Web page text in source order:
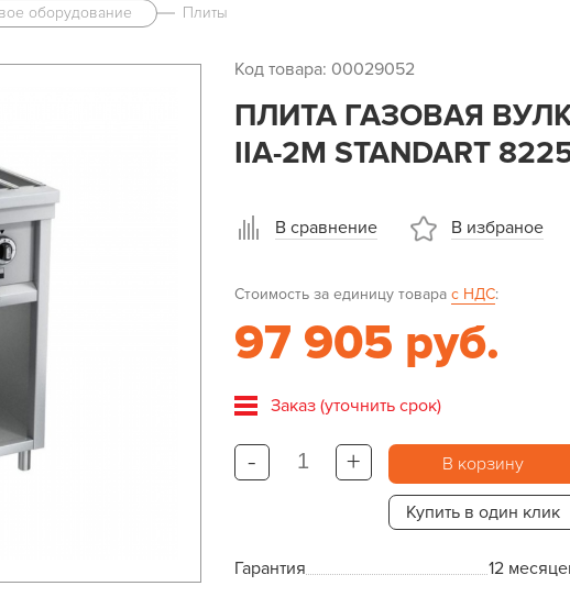
оборудование Плиты
Код товара: 00029052
ПЛИТА ГАЗОВАЯ
IIA-2М STANDART
В сравнение В избраное
Стоимость за единицу товара с НДС:
97 905 руб.
Заказ (уточнить срок)
- + В корзину
Купить в один клик
Гарантия 12